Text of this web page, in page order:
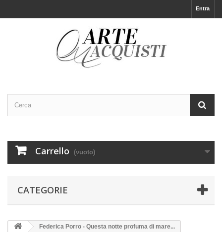
Entra
Carrello (vuoto)
CATEGORIE
Federica Porro - Questa notte profuma di mare...